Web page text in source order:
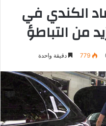
الكندي في
من التباطؤ
779 دقيقة واحدة